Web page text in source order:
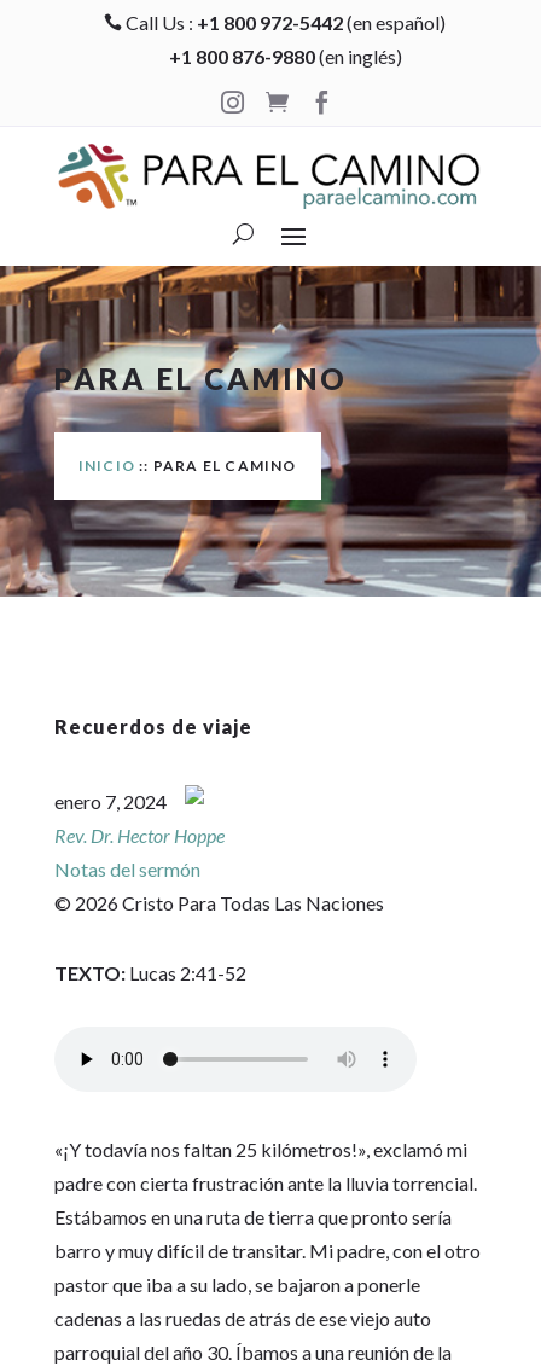
 Call Us : +1 800 972-5442(en español)
+1 800 876-9880(en inglés)

 
PARA EL CAMINO
INICIO :: PARA EL CAMINO
Recuerdos de viaje
enero 7, 2024
Rev. Dr. Hector Hoppe
Notas del sermón
© 2026 Cristo Para Todas Las Naciones
TEXTO: Lucas 2:41-52
«¡Y todavía nos faltan 25 kilómetros!», exclamó mi
padre con cierta frustración ante la lluvia torrencial.
Estábamos en una ruta de tierra que pronto sería
barro y muy difícil de transitar. Mi padre, con el otro
pastor que iba a su lado, se bajaron a ponerle
cadenas a las ruedas de atrás de ese viejo auto
parroquial del año 30. Íbamos a una reunión de la